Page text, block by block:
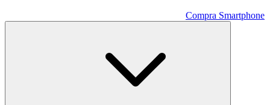
Compra Smartphone